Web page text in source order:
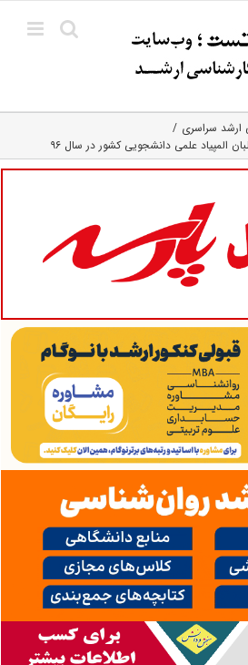
ارشد سراسری
المپیاد علمی دانشجویی کشور در سال ۹۶